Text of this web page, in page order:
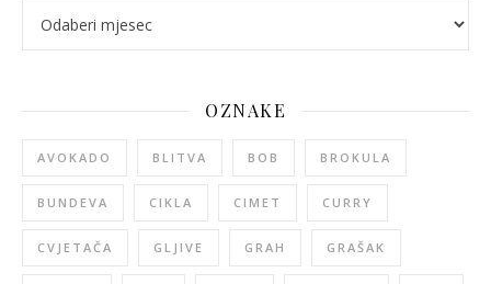
OZNAKE
AVOKADO BLITVA BOB BROKULA
BUNDEVA CIKLA CIMET CURRY
CVJETAČA GLJIVE GRAH GRAŠAK